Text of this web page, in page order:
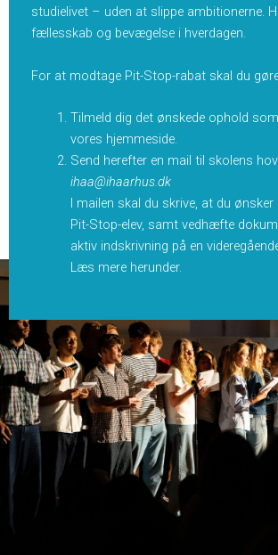
studielivet – uden at slippe ambitionerne.
fællesskab og bevægelse i hverdagen.
For at modtage Pit-Stop-rabat skal du
Tilmeld dig det ønskede ophold
vores hjemmeside.
Send herefter en mail til skolens
ihaa@ihaarhus.dk
I mailen skal du skrive, at du
Pit-Stop-elev, samt vedhæfte
aktiv indskrivning på en
Læs mere herunder.